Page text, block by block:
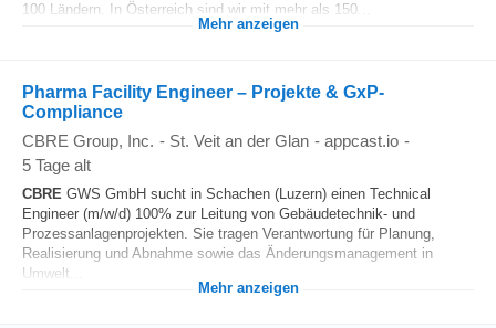
100 Ländern. In Österreich sind wir mit mehr als 150...
Mehr anzeigen
Pharma Facility Engineer – Projekte & GxP-
Compliance
CBRE Group, Inc. - St. Veit an der Glan - appcast.io -
5 Tage alt
CBRE GWS GmbH sucht in Schachen (Luzern) einen Technical
Engineer (m/w/d) 100% zur Leitung von Gebäudetechnik- und
Prozessanlagenprojekten. Sie tragen Verantwortung für Planung,
Realisierung und Abnahme sowie das Änderungsmanagement in
Umwelt...
Mehr anzeigen